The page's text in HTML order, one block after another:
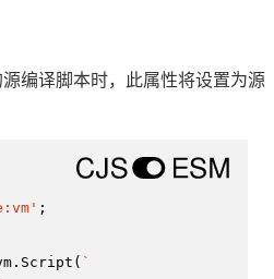
编译脚本时，此属性将设置为源
;
Script ( `